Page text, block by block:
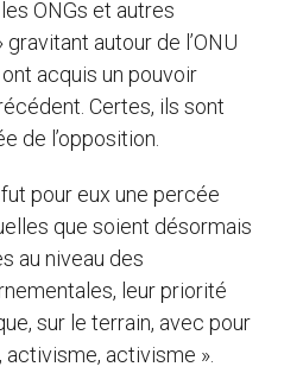
ONGs et autres
autour de l’ONU
acquis un pouvoir
Certes, ils sont
de l’opposition.
pour eux une percée
que soient désormais
au niveau des
leur priorité
sur le terrain, avec pour
activisme, activisme ».